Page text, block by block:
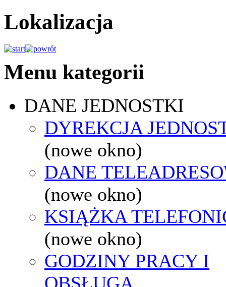
Lokalizacja
Menu kategorii
DANE JEDNOSTKI
DYREKCJA
(nowe okno)
DANE
(nowe okno)
KSIĄŻKA
(nowe okno)
GODZINY PRACY I